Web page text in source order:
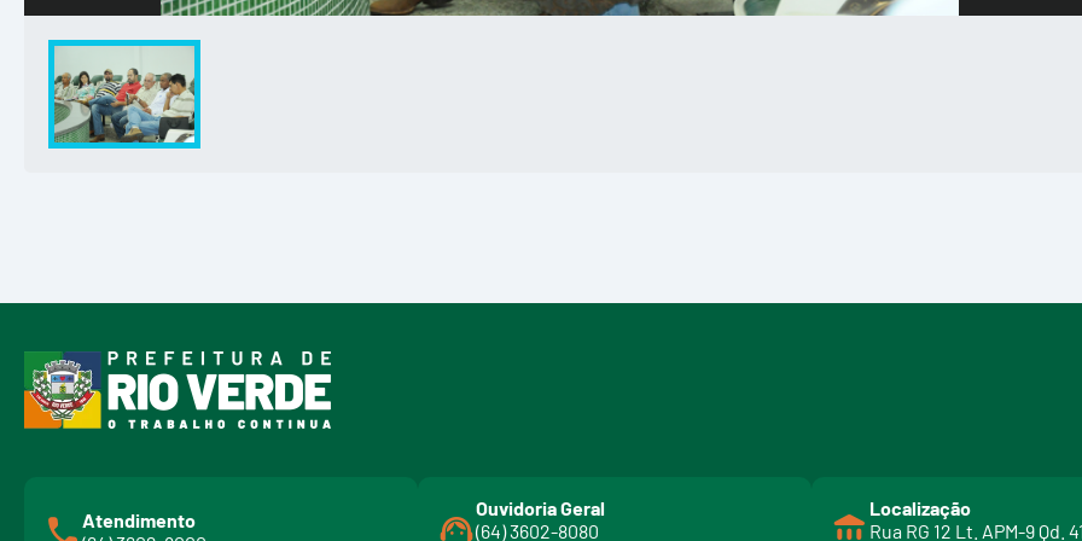
Atendimento
Ouvidoria Geral
(64) 3602-8080
Localização
Rua RG 12 Lt. APM-9 Qd.